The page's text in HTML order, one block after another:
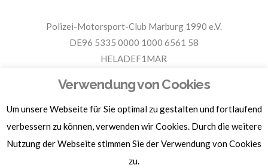
Polizei-Motorsport-Club Marburg 1990 e.V.
DE96 5335 0000 1000 6561 58
HELADEF1MAR
Für Spendenbescheinigungen, Sachspenden und weitere
Informationen, hier klicken.
Verwendung von Cookies
Um unsere Webseite für Sie optimal zu gestalten und fortlaufend
verbessern zu können, verwenden wir Cookies. Durch die weitere
Nutzung der Webseite stimmen Sie der Verwendung von Cookies
zu.